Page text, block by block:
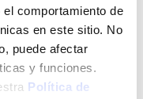
comportamiento de
en este sitio. No
puede afectar
y funciones.
Política de
Envío a domicilio:
+ INFO